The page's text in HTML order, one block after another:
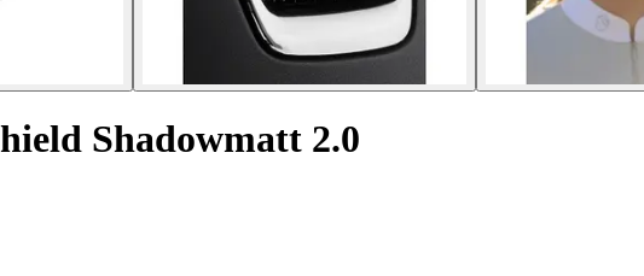
Shadowmatt 2.0